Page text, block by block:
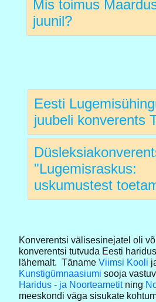
Mis toimus
juunil?
Eesti
juubeli konverents
"Lugemisraskus:
uskumustest
Konverentsi välisesinejatel oli
konverentsi tutvuda Eesti
lähemalt. Täname Viimsi Kooli
Kunstigümnaasiumi sooja
Haridus - ja Noorteametitning
meeskondi väga sisukate